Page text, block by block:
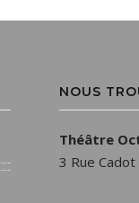
NOUS
Théâtre
3 Rue